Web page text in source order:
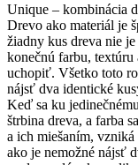
Unique – kombinácia
Drevo ako materiál je
žiadny kus dreva nie
konečnú farbu, textúru
uchopiť. Všetko toto
nájsť dva identické
Keď sa ku
štrbina dreva, a farba
a ich miešaním,
ako je nemožné nájsť